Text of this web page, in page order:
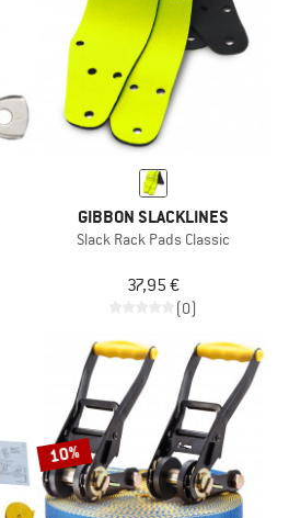
GIBBON SLACKLINES
Slack Rack Pads Classic
37,95 €
(0)
10%